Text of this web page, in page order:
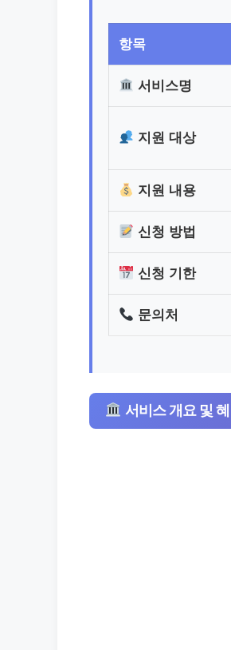
항목
서비스명
지원 대상
지원 내용
신청 방법
신청 기한
문의처
서비스 개요 및